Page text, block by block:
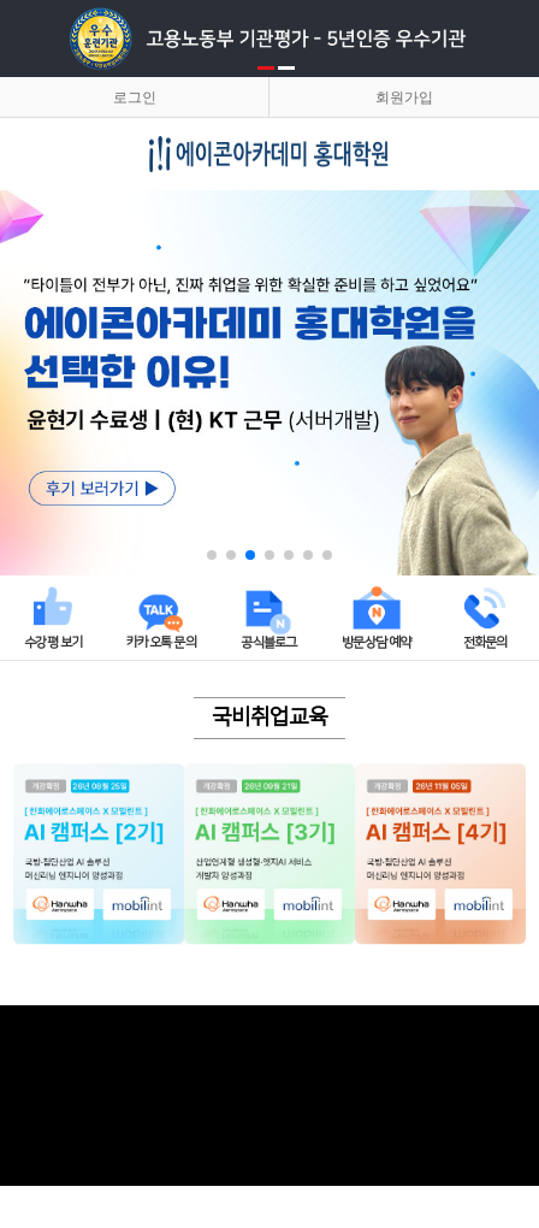
로그인 회원가입
수강평 보기 카카오톡 문의 공식블로그 방문상담 예약 전화문의
국비취업교육